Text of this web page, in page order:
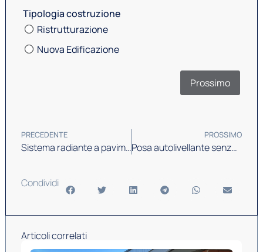
Tipologia costruzione
Ristrutturazione
Nuova Edificazione
Prossimo
PRECEDENTE
Sistema radiante a pavimento: come potenziare i vantaggi
PROSSIMO
Posa autolivellante senza errori: guida tecnica per professionisti
Condividi
Articoli correlati